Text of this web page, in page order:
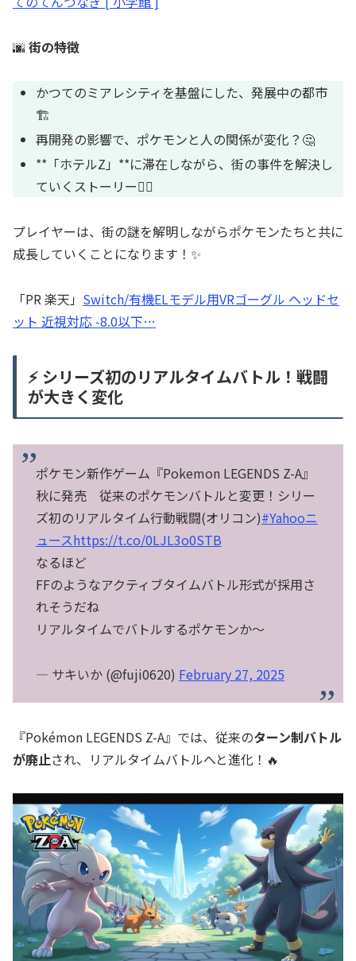
🌆 街の特徴
かつてのミアレシティを基盤にした、発展中の都市
🏗️
再開発の影響で、ポケモンと人の関係が変化？🤔
**「ホテルZ」**に滞在しながら、街の事件を解決し
ていくストーリー🕵️‍♂️
プレイヤーは、街の謎を解明しながらポケモンたちと共に
成長していくことになります！✨
「PR 楽天」 Switch/有機ELモデル用VRゴーグル ヘッドセ
ット 近視対応 -8.0以下…
⚡ シリーズ初のリアルタイムバトル！戦闘
が大きく変化
ポケモン新作ゲーム『Pokemon LEGENDS Z-A』
秋に発売 従来のポケモンバトルと変更！シリー
ズ初のリアルタイム行動戦闘(オリコン)#Yahooニ
ュースhttps://t.co/0LJL3o0STB
なるほど
FFのようなアクティブタイムバトル形式が採用さ
れそうだね
リアルタイムでバトルするポケモンか～
— サキいか (@fuji0620) February 27, 2025
『Pokémon LEGENDS Z-A』では、従来のターン制バトル
が廃止され、リアルタイムバトルへと進化！🔥